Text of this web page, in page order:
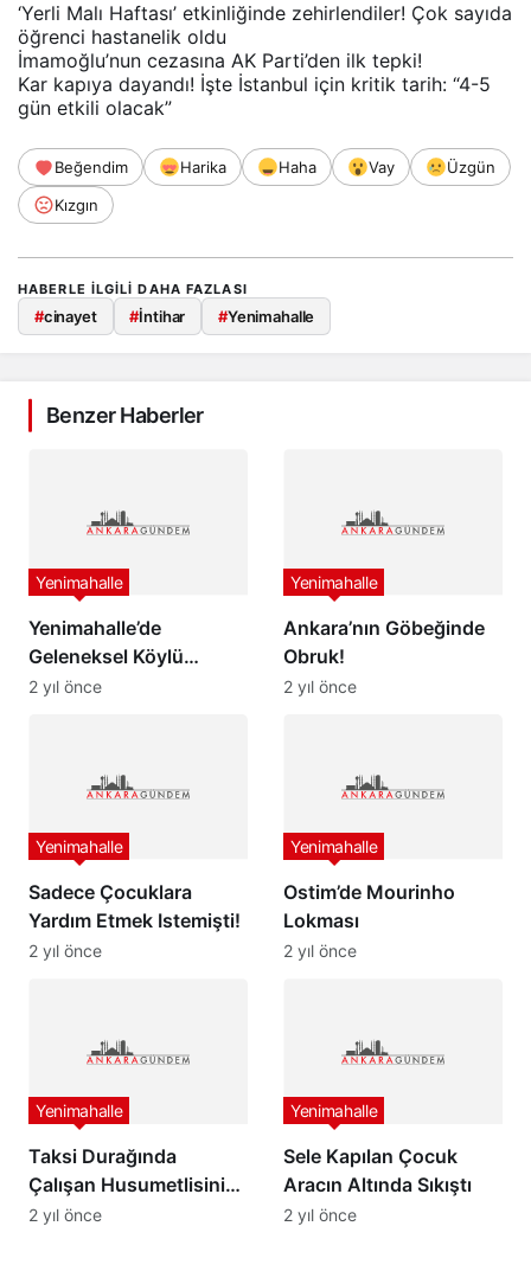
‘Yerli Malı Haftası’ etkinliğinde zehirlendiler! Çok sayıda
öğrenci hastanelik oldu
İmamoğlu’nun cezasına AK Parti’den ilk tepki!
Kar kapıya dayandı! İşte İstanbul için kritik tarih: “4-5
gün etkili olacak”
Beğendim Harika Haha Vay
Üzgün
Kızgın
HABERLE ILGILI DAHA FAZLASI
#cinayet #İntihar #Yenimahalle
Benzer Haberler
Yenimahalle’de
Geleneksel Köylü
Pazarları Kuruluyor
Yenimahalle
2 yıl önce
Ankara’nın Göbeğinde
Obruk!
Yenimahalle
2 yıl önce
Sadece Çocuklara
Yardım Etmek Istemişti!
Yenimahalle
2 yıl önce
Ostim’de Mourinho
Lokması
Yenimahalle
2 yıl önce
Taksi Durağında
Çalışan Husumetlisini
Vurdu… Ankara’da
Yenimahalle
2 yıl önce
Sele Kapılan Çocuk
Aracın Altında Sıkıştı
Yenimahalle
2 yıl önce